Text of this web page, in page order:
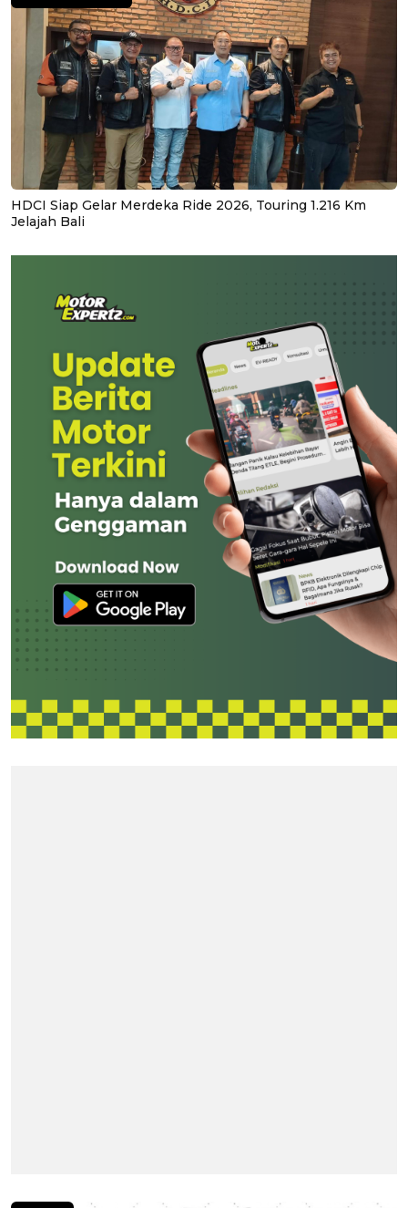
HDCI Siap Gelar Merdeka Ride 2026, Touring 1.216 Km
Jelajah Bali